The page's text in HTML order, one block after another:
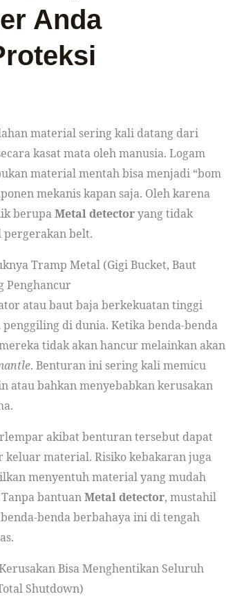
Anda
material sering kali datang dari
kasat mata oleh manusia. Logam
material mentah bisa menjadi “bom
mekanis kapan saja. Oleh karena
berupaMetal detectoryang tidak
pergerakan belt.
Tramp Metal (Gigi Bucket, Baut
Penghancur
atau baut baja berkekuatan tinggi
di dunia. Ketika benda-benda
tidak akan hancur melainkan akan
. Benturan ini sering kali memicu
atau bahkan menyebabkan kerusakan
akibat benturan tersebut dapat
material. Risiko kebakaran juga
menyentuh material yang mudah
bantuanMetal detector, mustahil
benda berbahaya ini di tengah
Bisa Menghentikan Seluruh
Shutdown)